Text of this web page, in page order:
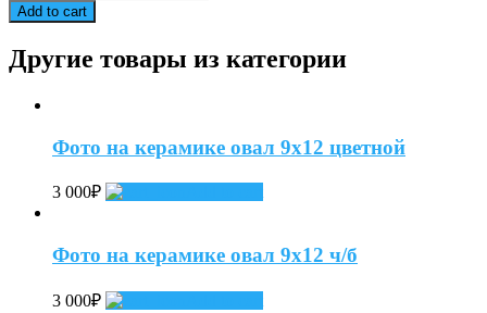
на
керамике
35х50
quantity
Add to cart
Другие товары из категории
Фото на керамике овал 9х12 цветной
3 000₽
Фото на керамике овал 9х12 ч/б
3 000₽